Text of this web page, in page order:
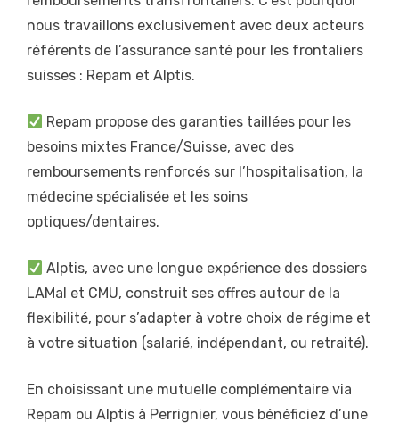
nous travaillons exclusivement avec deux acteurs
référents de l’assurance santé pour les frontaliers
suisses : Repam et Alptis.
Repam propose des garanties taillées pour les
besoins mixtes France/Suisse, avec des
remboursements renforcés sur l’hospitalisation, la
médecine spécialisée et les soins
optiques/dentaires.
Alptis, avec une longue expérience des dossiers
LAMal et CMU, construit ses offres autour de la
flexibilité, pour s’adapter à votre choix de régime et
à votre situation (salarié, indépendant, ou retraité).
En choisissant une mutuelle complémentaire via
Repam ou Alptis à Perrignier, vous bénéficiez d’une